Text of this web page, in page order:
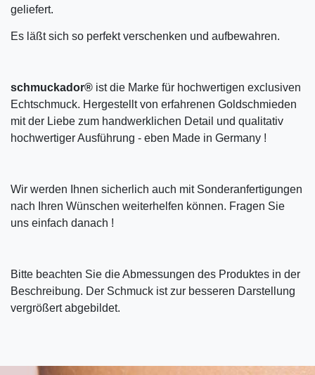
geliefert.
Es läßt sich so perfekt verschenken und aufbewahren.
schmuckador® ist die Marke für hochwertigen exclusiven
Echtschmuck. Hergestellt von erfahrenen Goldschmieden
mit der Liebe zum handwerklichen Detail und qualitativ
hochwertiger Ausführung - eben Made in Germany !
Wir werden Ihnen sicherlich auch mit Sonderanfertigungen
nach Ihren Wünschen weiterhelfen können. Fragen Sie
uns einfach danach !
Bitte beachten Sie die Abmessungen des Produktes in der
Beschreibung. Der Schmuck ist zur besseren Darstellung
vergrößert abgebildet.